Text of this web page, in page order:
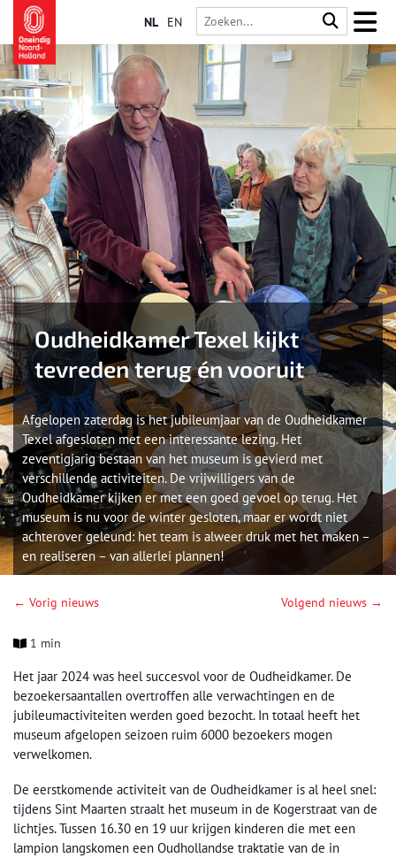
NL EN
Oudheidkamer Texel kijkt
tevreden terug én vooruit
Afgelopen zaterdag is het jubileumjaar van de Oudheidkamer
Texel afgesloten met een interessante lezing. Het
zeventigjarig bestaan van het museum is gevierd met
verschillende activiteiten. De vrijwilligers van de
Oudheidkamer kijken er met een goed gevoel op terug. Het
museum is nu voor de winter gesloten, maar er wordt niet
achterover geleund: het team is alweer druk met het maken –
en realiseren – van allerlei plannen!
← Vorig nieuws Volgend nieuws →
1 min
Het jaar 2024 was heel succesvol voor de Oudheidkamer. De
bezoekersaantallen overtroffen alle verwachtingen en de
jubileumactiviteiten werden goed bezocht. In totaal heeft het
museum afgelopen seizoen ruim 6000 bezoekers mogen
verwelkomen.
De eerstkomende activiteit van de Oudheidkamer is al heel snel:
tijdens Sint Maarten straalt het museum in de Kogerstraat van de
lichtjes. Tussen 16.30 en 19 uur krijgen kinderen die met een
lampion langskomen een Oudhollandse traktatie van de in